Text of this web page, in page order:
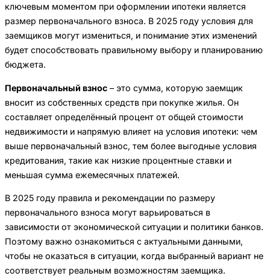
ключевым моментом при оформлении ипотеки является
размер первоначального взноса. В 2025 году условия для
заемщиков могут измениться, и понимание этих изменений
будет способствовать правильному выбору и планированию
бюджета.
Первоначальный взнос – это сумма, которую заемщик
вносит из собственных средств при покупке жилья. Он
составляет определённый процент от общей стоимости
недвижимости и напрямую влияет на условия ипотеки: чем
выше первоначальный взнос, тем более выгодные условия
кредитования, такие как низкие процентные ставки и
меньшая сумма ежемесячных платежей.
В 2025 году правила и рекомендации по размеру
первоначального взноса могут варьироваться в
зависимости от экономической ситуации и политики банков.
Поэтому важно ознакомиться с актуальными данными,
чтобы не оказаться в ситуации, когда выбранный вариант не
соответствует реальным возможностям заемщика.